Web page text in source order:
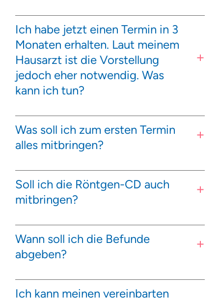
Ich habe jetzt einen Termin in 3
Monaten erhalten. Laut meinem
Hausarzt ist die Vorstellung
jedoch eher notwendig. Was
kann ich tun?
Was soll ich zum ersten Termin
alles mitbringen?
Soll ich die Röntgen-CD auch
mitbringen?
Wann soll ich die Befunde
abgeben?
Ich kann meinen vereinbarten